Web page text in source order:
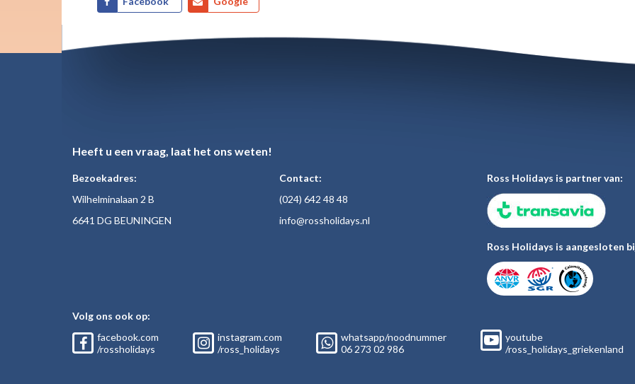
Heeft u een vraag, laat het ons weten!
Bezoekadres:
Wilhelminalaan 2 B
6641 DG BEUNINGEN
Contact:
(024) 642 48 48
info@rossholidays.nl
Ross Holidays is partner van:
Ross Holidays is aangesloten
Volg ons ook op:
facebook.com
/rossholidays
instagram.com
/ross_holidays
whatsapp/noodnummer
06 273 02 986
youtube
/ross_holidays_griekenland